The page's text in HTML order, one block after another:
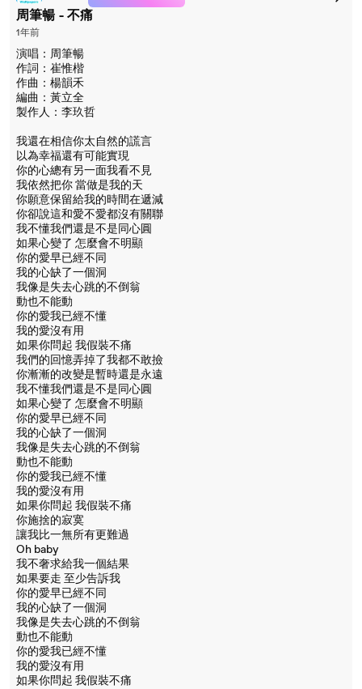
周筆暢 - 不痛
1年前
演唱：周筆暢
作詞：崔惟楷
作曲：楊韻禾
編曲：黃立全
製作人：李玖哲
我還在相信你太自然的謊言
以為幸福還有可能實現
你的心總有另一面我看不見
我依然把你 當做是我的天
你願意保留給我的時間在遞減
你卻說這和愛不愛都沒有關聯
我不懂我們還是不是同心圓
如果心變了 怎麼會不明顯
你的愛早已經不同
我的心缺了一個洞
我像是失去心跳的不倒翁
動也不能動
你的愛我已經不懂
我的愛沒有用
如果你問起 我假裝不痛
我們的回憶弄掉了我都不敢撿
你漸漸的改變是暫時還是永遠
我不懂我們還是不是同心圓
如果心變了 怎麼會不明顯
你的愛早已經不同
我的心缺了一個洞
我像是失去心跳的不倒翁
動也不能動
你的愛我已經不懂
我的愛沒有用
如果你問起 我假裝不痛
你施捨的寂寞
讓我比一無所有更難過
Oh baby
我不奢求給我一個結果
如果要走 至少告訴我
你的愛早已經不同
我的心缺了一個洞
我像是失去心跳的不倒翁
動也不能動
你的愛我已經不懂
我的愛沒有用
如果你問起 我假裝不痛